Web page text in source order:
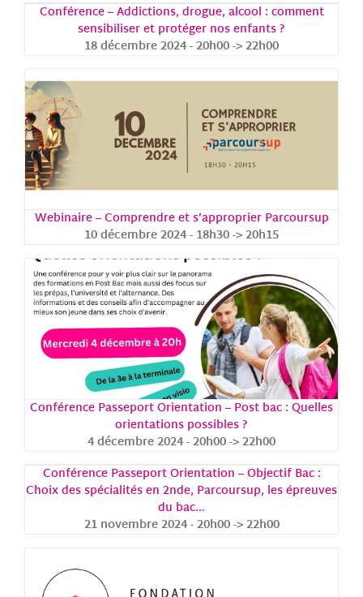
Conférence – Addictions, drogue, alcool : comment
sensibiliser et protéger nos enfants ?
18 décembre 2024 - 20h00->22h00
Webinaire – Comprendre et s’approprier Parcoursup
10 décembre 2024 - 18h30->20h15
Conférence Passeport Orientation – Post bac : Quelles
orientations possibles ?
4 décembre 2024 - 20h00->22h00
Conférence Passeport Orientation – Objectif Bac :
Choix des spécialités en 2nde, Parcoursup, les épreuves
du bac…
21 novembre 2024 - 20h00->22h00